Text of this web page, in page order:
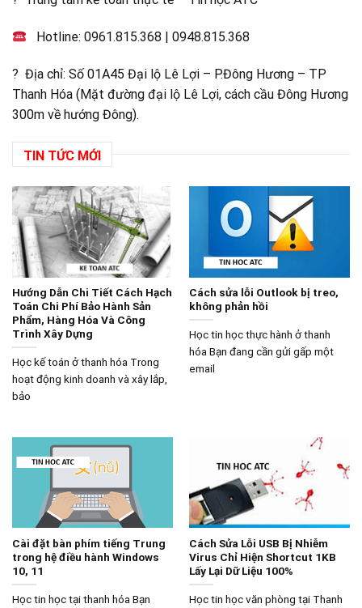
Hotline:0961.815.368 |0948.815.368
? Địa chỉ: Số 01A45 Đại lộ Lê Lợi – P.Đông Hương – TP
Thanh Hóa (Mặt đường đại lộ Lê Lợi, cách cầu Đông Hương
300m về hướng Đông).
TIN TỨC MỚI
Hướng Dẫn Chi Tiết Cách Hạch
Toán Chi Phí Bảo Hành Sản
Phẩm, Hàng Hóa Và Công
Trình Xây Dựng
Học kế toán ở thanh hóa Trong
hoạt động kinh doanh và xây lắp,
bảo
Cách sửa lỗi Outlook bị treo,
không phản hồi
Học tin học thực hành ở thanh
hóa Bạn đang cần gửi gấp một
email
Cài đặt bàn phím tiếng Trung
trong hệ điều hành Windows
10, 11
Học tin học tại thanh hóa Bạn
Cách Sửa Lỗi USB Bị Nhiễm
Virus Chỉ Hiện Shortcut 1KB
Lấy Lại Dữ Liệu 100%
Học tin học văn phòng tại Thanh